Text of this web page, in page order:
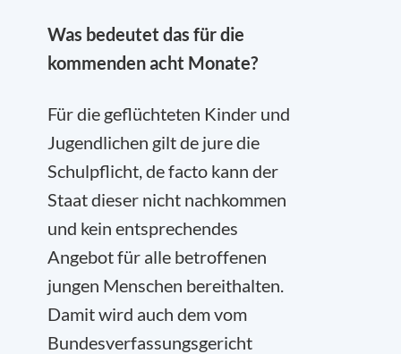
Was bedeutet das für die
kommenden acht Monate?
Für die geflüchteten Kinder und
Jugendlichen gilt de jure die
Schulpflicht, de facto kann der
Staat dieser nicht nachkommen
und kein entsprechendes
Angebot für alle betroffenen
jungen Menschen bereithalten.
Damit wird auch dem vom
Bundesverfassungsgericht